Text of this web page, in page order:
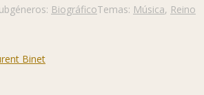
BiográficoTemas: Música, Reino